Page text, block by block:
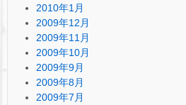
2010年1月
2009年12月
2009年11月
2009年10月
2009年9月
2009年8月
2009年7月